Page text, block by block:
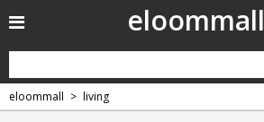
eloommall
eloommall living